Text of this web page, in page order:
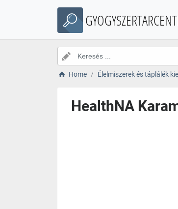
Home Élelmiszerek és táplálék
HealthNA